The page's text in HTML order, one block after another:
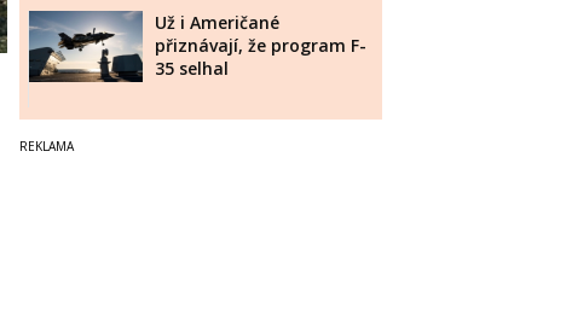
Už i Američané
přiznávají, že program F-
35 selhal